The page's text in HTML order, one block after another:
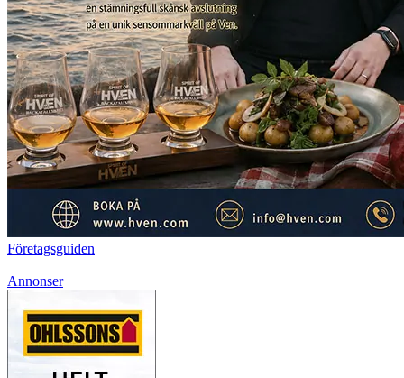
Företagsguiden
Annonser